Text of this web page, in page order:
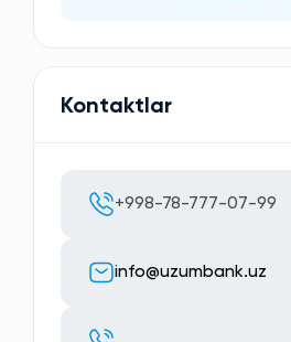
Kontaktlar
+998-78-777-07-99
info@uzumbank.uz